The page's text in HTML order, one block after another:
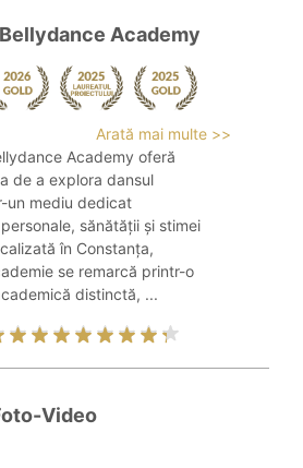
Academy
Arată mai multe >>
Academy oferă
de a explora dansul
un mediu dedicat
sănătății și stimei
în Constanța,
se remarcă printr-o
distinctă, ...
Video